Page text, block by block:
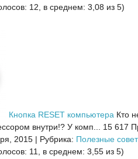
12, в среднем: 3,08 из 5)
Кнопка RESET компьютера Кто
внутри!? У комп...
15 617
2015 | Рубрика: Полезные
11, в среднем: 3,55 из 5)